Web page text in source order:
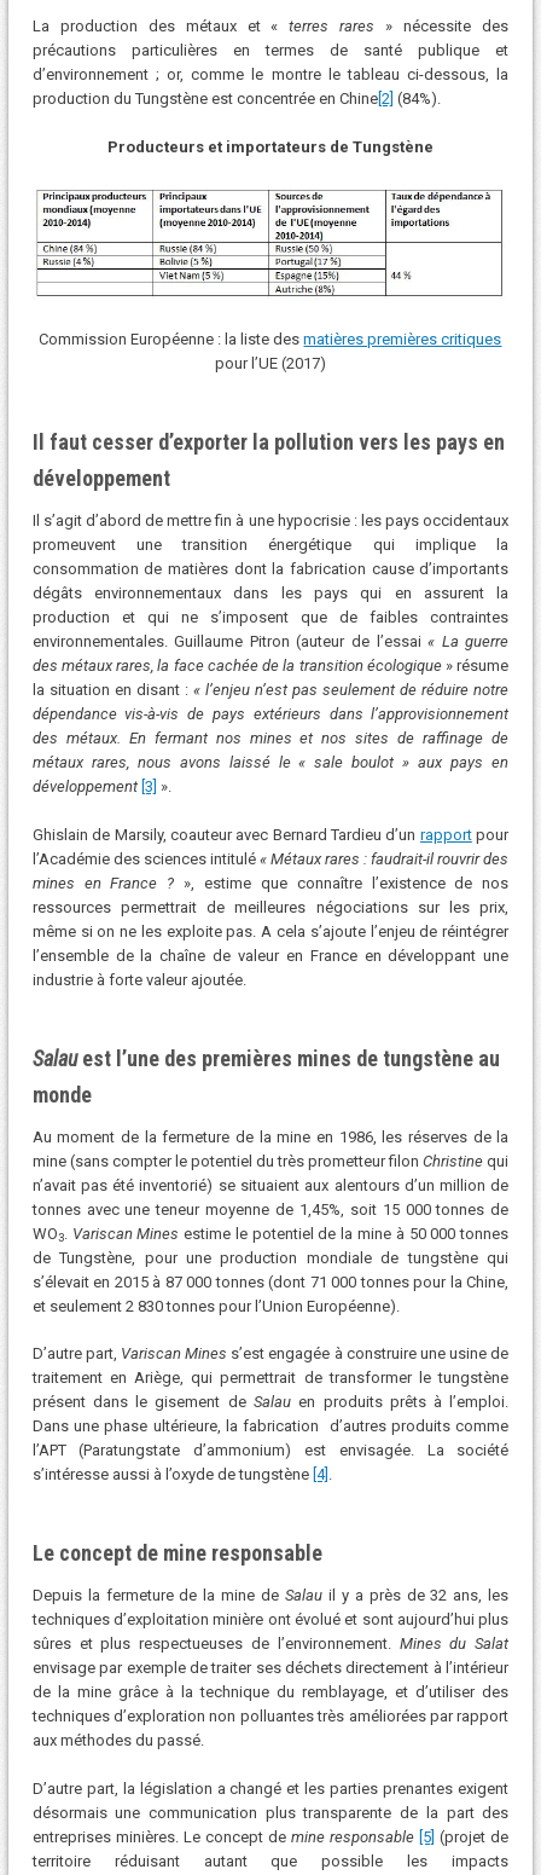
La production des métaux et «terres rares » nécessite des
précautions particulières en termes de santé publique et
d’environnement ; or, comme le montre le tableau ci-dessous, la
production du Tungstène est concentrée en Chine[2] (84%).
Producteurs et importateurs de Tungstène
Commission Européenne : la liste desmatières premières critiques
pour l’UE (2017)
Il faut cesser d’exporter la pollution vers les pays en
développement
Il s’agit d’abord de mettre fin à une hypocrisie : les pays occidentaux
promeuvent une transition énergétique qui implique la
consommation de matières dont la fabrication cause d’importants
dégâts environnementaux dans les pays qui en assurent la
production et qui ne s’imposent que de faibles contraintes
environnementales. Guillaume Pitron (auteur de l’essai« La guerre
des métaux rares, la face cachée de la transition écologique» résume
la situation en disant : « l’enjeu n’est pas seulement de réduire notre
dépendance vis-à-vis de pays extérieurs dans l’approvisionnement
des métaux. En fermant nos mines et nos sites de raffinage de
métaux rares, nous avons laissé le « sale boulot » aux pays en
développement [3] ».
Ghislain de Marsily, coauteur avec Bernard Tardieu d’un rapportpour
l’Académie des sciences intitulé « Métaux rares : faudrait-il rouvrir des
mines en France ? », estime que connaître l’existence de nos
ressources permettrait de meilleures négociations sur les prix,
même si on ne les exploite pas. A cela s’ajoute l’enjeu de réintégrer
l’ensemble de la chaîne de valeur en France en développant une
industrie à forte valeur ajoutée.
Salauest l’une des premières mines de tungstène au
monde
Au moment de la fermeture de la mine en 1986, les réserves de la
mine (sans compter le potentiel du très prometteur filonChristine qui
n’avait pas été inventorié) se situaient aux alentours d’un million de
tonnes avec une teneur moyenne de 1,45%, soit 15 000 tonnes de
WO3. Variscan Mines estime le potentiel de la mine à 50 000 tonnes
de Tungstène, pour une production mondiale de tungstène qui
s’élevait en 2015 à 87 000 tonnes (dont 71 000 tonnes pour la Chine,
et seulement 2 830 tonnes pour l’Union Européenne).
D’autre part, Variscan Mines s’est engagée à construire une usine de
traitement en Ariège, qui permettrait de transformer le tungstène
présent dans le gisement de Salau en produits prêts à l’emploi.
Dans une phase ultérieure, la fabrication d’autres produits comme
l’APT (Paratungstate d’ammonium) est envisagée. La société
s’intéresse aussi à l’oxyde de tungstène [4] .
Le concept de mine responsable
Depuis la fermeture de la mine deSalau il y a près de 32 ans, les
techniques d’exploitation minière ont évolué et sont aujourd’hui plus
sûres et plus respectueuses de l’environnement. Mines du Salat
envisage par exemple de traiter ses déchets directement à l’intérieur
de la mine grâce à la technique du remblayage, et d’utiliser des
techniques d’exploration non polluantes très améliorées par rapport
aux méthodes du passé.
D’autre part, la législation a changé et les parties prenantes exigent
désormais une communication plus transparente de la part des
entreprises minières. Le concept demine responsable [5] (projet de
territoire réduisant autant que possible les impacts